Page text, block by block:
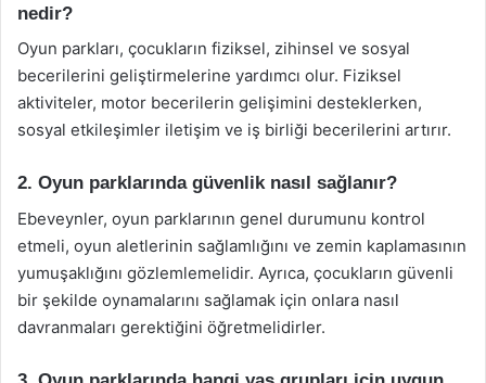
nedir?
Oyun parkları, çocukların fiziksel, zihinsel ve sosyal
becerilerini geliştirmelerine yardımcı olur. Fiziksel
aktiviteler, motor becerilerin gelişimini desteklerken,
sosyal etkileşimler iletişim ve iş birliği becerilerini artırır.
2. Oyun parklarında güvenlik nasıl sağlanır?
Ebeveynler, oyun parklarının genel durumunu kontrol
etmeli, oyun aletlerinin sağlamlığını ve zemin kaplamasının
yumuşaklığını gözlemlemelidir. Ayrıca, çocukların güvenli
bir şekilde oynamalarını sağlamak için onlara nasıl
davranmaları gerektiğini öğretmelidirler.